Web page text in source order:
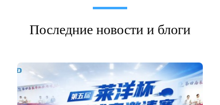
Последние новости и блоги